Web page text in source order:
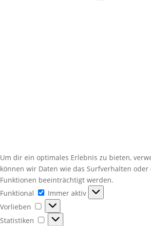
Um dir ein optimales Erlebnis zu bieten,
können wir Daten wie das Surfverhalten
Funktionen beeinträchtigt werden.
Funktional
Funktional
Immer aktiv
Vorlieben
Vorlieben
Statistiken
Statistiken